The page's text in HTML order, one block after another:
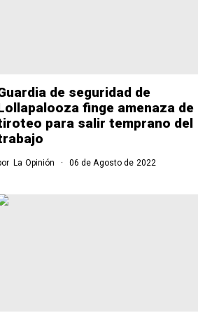
de seguridad de
finge amenaza de
para salir temprano del
La Opinión 06 de Agosto de 2022